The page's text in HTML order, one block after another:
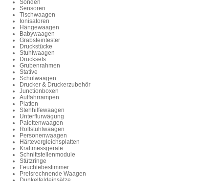
Sonden
Sensoren
Tischwaagen
Ionisatoren
Hängewaagen
Babywaagen
Grabsteintester
Druckstücke
Stuhlwaagen
Drucksets
Grubenrahmen
Stative
Schulwaagen
Drucker & Druckerzubehör
Junctionboxen
Auffahrrampen
Platten
Stehhilfewaagen
Unterflurwägung
Palettenwaagen
Rollstuhlwaagen
Personenwaagen
Härtevergleichsplatten
Kraftmessgeräte
Schnittstellenmodule
Stützringe
Feuchtebestimmer
Preisrechnende Waagen